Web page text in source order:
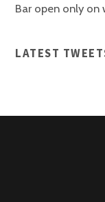
Bar open only on
LATEST